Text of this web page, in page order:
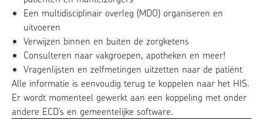
Een multidisciplinair overleg (MDO) organiseren en
uitvoeren
Verwijzen binnen en buiten de zorgketens
Consulteren naar vakgroepen, apotheken en meer!
Vragenlijsten en zelfmetingen uitzetten naar de patiënt
Alle informatie is eenvoudig terug te koppelen naar het HIS.
Er wordt momenteel gewerkt aan een koppeling met onder
andere ECD’s en gemeentelijke software.